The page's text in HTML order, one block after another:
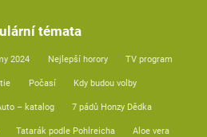
témata
2024 Nejlepší horory TV program
Počasí Kdy budou volby
– katalog 7 pádů Honzy Dědka
Tatarák podle Pohlreicha Aloe vera